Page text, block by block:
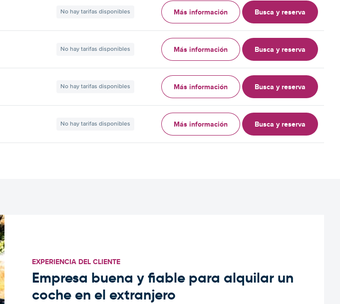
No hay tarifas disponibles Más información Busca y reserva
No hay tarifas disponibles Más información Busca y reserva
No hay tarifas disponibles Más información Busca y reserva
No hay tarifas disponibles Más información Busca y reserva
EXPERIENCIA DEL CLIENTE
Empresa buena y fiable para alquilar un
coche en el extranjero